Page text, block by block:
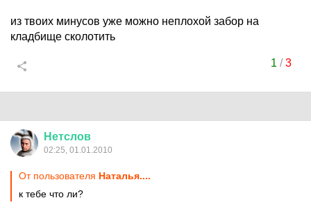
из твоих минусов уже можно неплохой забор на
кладбище сколотить
1 /3
Нетслов
02:25, 01.01.2010
От пользователя Наталья....
к тебе что ли?